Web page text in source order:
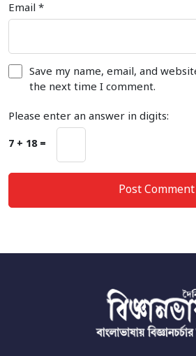
Email *
Save my name, email, and
the next time I comment.
Please enter an answer in digits:
7 + 18 =